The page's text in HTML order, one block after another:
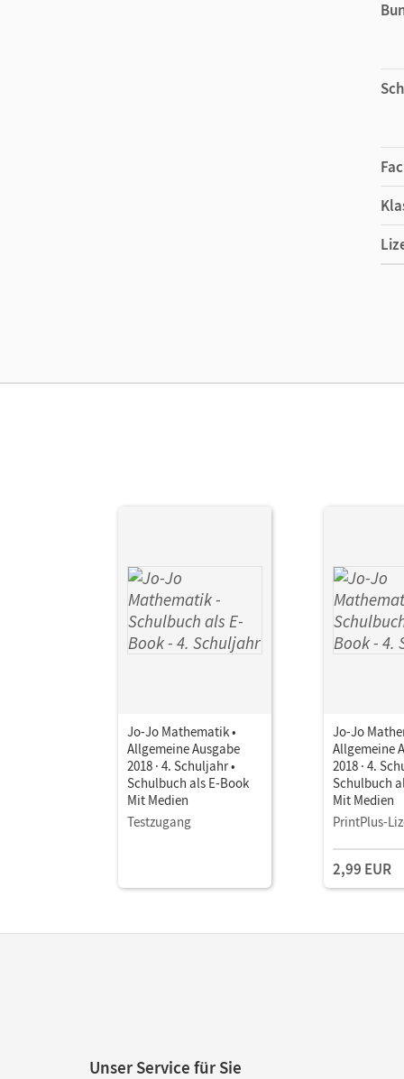
Jo-Jo Mathematik •
Allgemeine Ausgabe
2018 · 4. Schuljahr •
Schulbuch als E-Book
Mit Medien
Testzugang
Jo-Jo
Allgemeine
2018 · 4.
Schulbuch
Mit Medien
PrintPlus-
2,99 EUR
Unser Service für Sie